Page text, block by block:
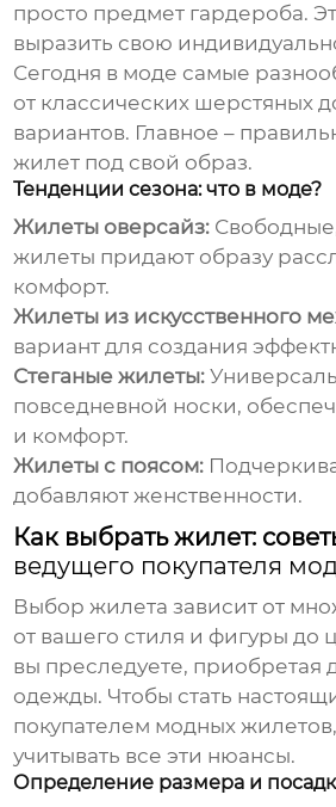
просто предмет гардероба.
выразить свою
Сегодня в моде самые
от классических шерстяных
вариантов. Главное –
жилет под свой образ.
Тенденции сезона: что в моде?
Жилеты оверсайз:
жилеты придают образу
комфорт.
Жилеты из искусственного
вариант для создания
Стеганые жилеты:
повседневной носки,
и комфорт.
Жилеты с поясом:
добавляют женственности.
Как выбрать жилет:
ведущего покупателя
Выбор жилета зависит от
от вашего стиля и фигуры до
вы преследуете, приобретая
одежды. Чтобы стать
покупателем модных жилетов
учитывать все эти нюансы.
Определение размера и